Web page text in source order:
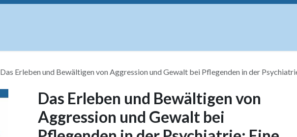
Das Erleben und Bewältigen von Aggression und Gewalt bei Pflegenden in der
Das Erleben und Bewältigen von
Aggression und Gewalt bei